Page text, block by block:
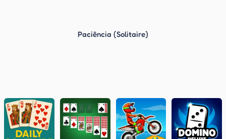
Paciência (Solitaire)